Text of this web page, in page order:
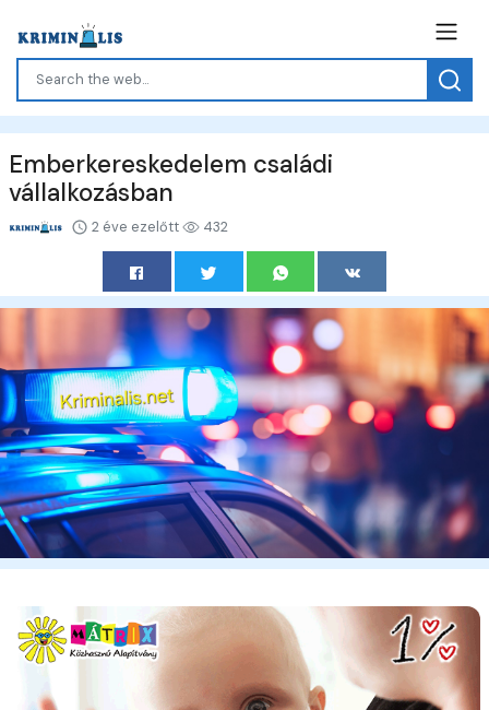
Emberkereskedelem családi
vállalkozásban
2 éve ezelőtt 432